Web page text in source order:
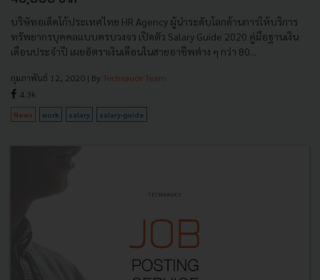
บริษัทอเด็คโก้ประเทศไทย HR Agency ผู้นำระดับโลกด้านการให้บริการ
ทรัพยากรบุคคลแบบครบวงจร เปิดตัว Salary Guide 2020 คู่มือฐานเงิน
เดือนประจำปี เผยอัตราเงินเดือนในสายอาชีพต่าง ๆ กว่า 80...
กุมภาพันธ์ 12, 2020 | By Techsauce Team
4.3k
News work salary salary-guide